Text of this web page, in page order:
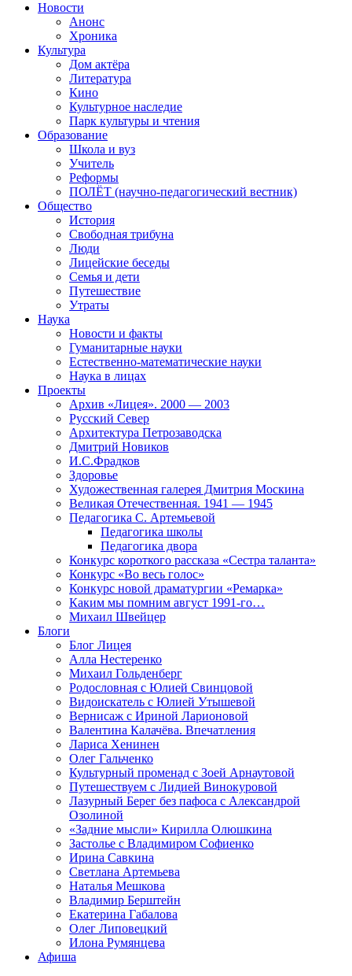
Новости
Анонс
Хроника
Культура
Дом актёра
Литература
Кино
Культурное наследие
Парк культуры и чтения
Образование
Школа и вуз
Учитель
Реформы
ПОЛЁТ (научно-педагогический вестник)
Общество
История
Свободная трибуна
Люди
Лицейские беседы
Семья и дети
Путешествие
Утраты
Наука
Новости и факты
Гуманитарные науки
Естественно-математические науки
Наука в лицах
Проекты
Архив «Лицея». 2000 — 2003
Русский Север
Архитектура Петрозаводска
Дмитрий Новиков
И.С.Фрадков
Здоровье
Художественная галерея Дмитрия Москина
Великая Отечественная. 1941 — 1945
Педагогика С. Артемьевой
Педагогика школы
Педагогика двора
Конкурс короткого рассказа «Сестра таланта»
Конкурс «Во весь голос»
Конкурс новой драматургии «Ремарка»
Каким мы помним август 1991-го…
Михаил Швейцер
Блоги
Блог Лицея
Алла Нестеренко
Михаил Гольденберг
Родословная с Юлией Свинцовой
Видоискатель с Юлией Утышевой
Вернисаж с Ириной Ларионовой
Валентина Калачёва. Впечатления
Лариса Хенинен
Олег Гальченко
Культурный променад с Зоей Арнаутовой
Путешествуем с Лидией Винокуровой
Лазурный Берег без пафоса с Александрой
Озолиной
«Задние мысли» Кирилла Олюшкина
Застолье с Владимиром Софиенко
Ирина Савкина
Светлана Артемьева
Наталья Мешкова
Владимир Берштейн
Екатерина Габалова
Олег Липовецкий
Илона Румянцева
Афиша